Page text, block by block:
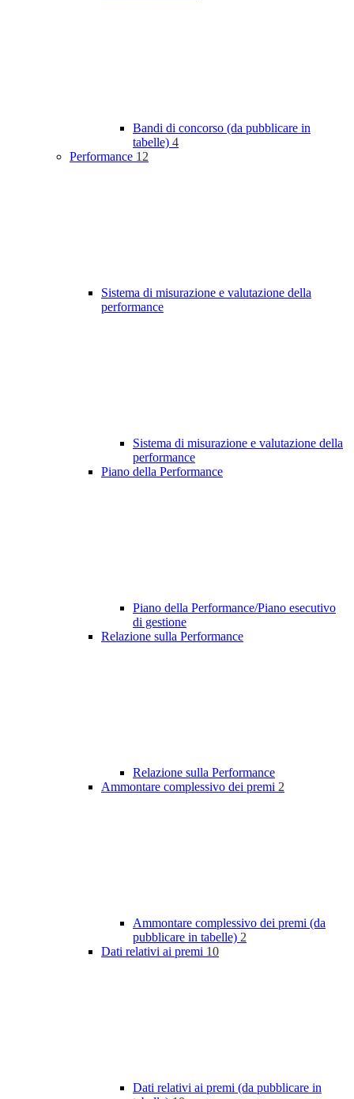
Bandi di concorso (da pubblicare in
tabelle) 4
Performance 12
Sistema di misurazione e valutazione della
performance
Sistema di misurazione e valutazione della
performance
Piano della Performance
Piano della Performance/Piano esecutivo
di gestione
Relazione sulla Performance
Relazione sulla Performance
Ammontare complessivo dei premi 2
Ammontare complessivo dei premi (da
pubblicare in tabelle) 2
Dati relativi ai premi 10
Dati relativi ai premi (da pubblicare in